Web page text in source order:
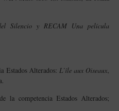
Silencio y RECAM Una película
Estados Alterados: L’île aux Oiseaux,
la competencia Estados Alterados;